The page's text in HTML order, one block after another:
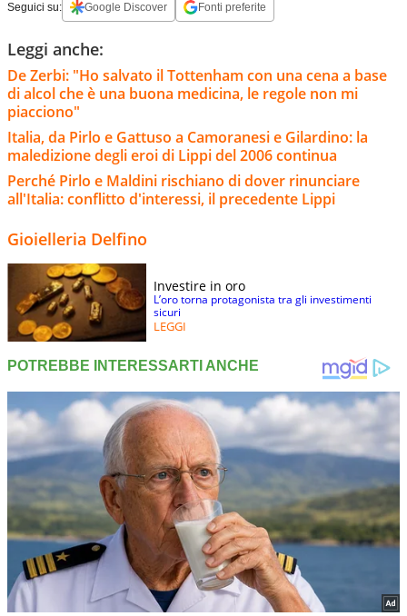
Seguici su: Google Discover Fonti preferite
Leggi anche:
De Zerbi: "Ho salvato il Tottenham con una cena a base
di alcol che è una buona medicina, le regole non mi
piacciono"
Italia, da Pirlo e Gattuso a Camoranesi e Gilardino: la
maledizione degli eroi di Lippi del 2006 continua
Perché Pirlo e Maldini rischiano di dover rinunciare
all'Italia: conflitto d'interessi, il precedente Lippi
Gioielleria Delfino
Investire in oro
L’oro torna protagonista tra gli investimenti
sicuri
LEGGI